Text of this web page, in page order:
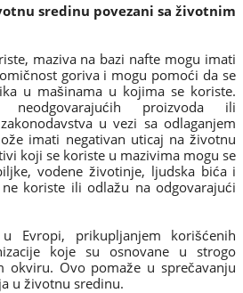
sredinu povezani sa životnim
maziva na bazi nafte mogu imati
goriva i mogu pomoći da se
u mašinama u kojima se koriste.
neodgovarajućih proizvoda ili
u vezi sa odlaganjem
imati negativan uticaj na životnu
koji se koriste u mazivima mogu se
vodene životinje, ljudska bića i
koriste ili odlažu na odgovarajući
Evropi, prikupljanjem korišćenih
koje su osnovane u strogo
okviru. Ovo pomaže u sprečavanju
u životnu sredinu.